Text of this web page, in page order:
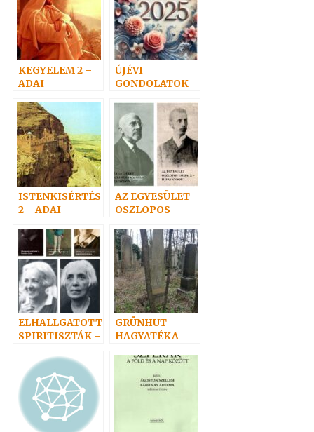
KEGYELEM 2 –
ADAI
ÚJÉVI
GONDOLATOK
ISTENKISÉRTÉS
2 – ADAI
AZ EGYESÜLET
OSZLOPOS
ELHALLGATOTT
SPIRITISZTÁK –
GRÜNHUT
HAGYATÉKA